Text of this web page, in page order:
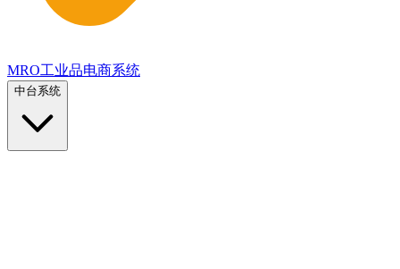
MRO工业品电商系统
中台系统